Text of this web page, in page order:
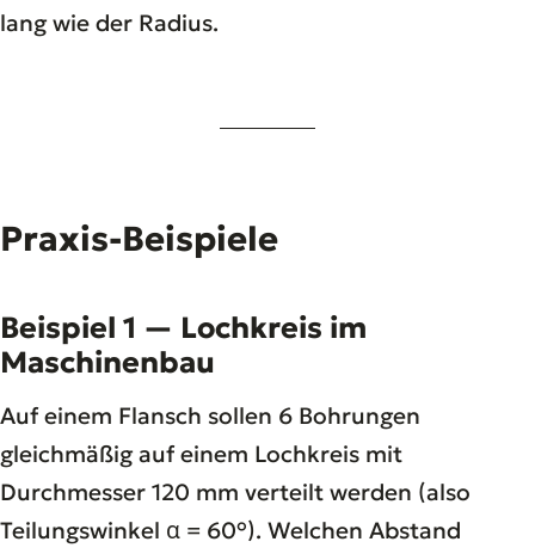
lang wie der Radius.
Praxis-Beispiele
Beispiel 1 — Lochkreis im
Maschinenbau
Auf einem Flansch sollen 6 Bohrungen
gleichmäßig auf einem Lochkreis mit
Durchmesser 120 mm verteilt werden (also
Teilungswinkel α = 60°). Welchen Abstand